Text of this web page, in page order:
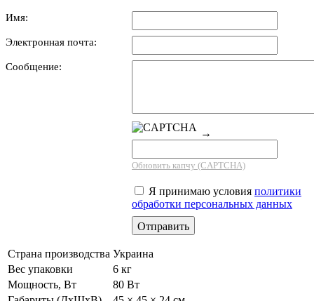
Имя:
Электронная почта:
Сообщение:
→
Обновить капчу (CAPTCHA)
Я принимаю условия политики
обработки персональных данных
Страна производства Украина
Вес упаковки
6 кг
Мощность, Вт
80 Вт